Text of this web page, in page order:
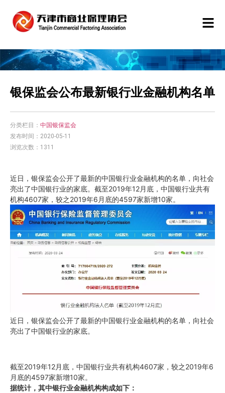
银保监会公布最新银行业金融机构名单
分类栏目： 中国银保监会
发布时间：2020-05-11
浏览次数：1311
近日，银保监会公开了最新的中国银行业金融机构的名单，向社会
亮出了中国银行业的家底。截至2019年12月底，中国银行业共有
机构4607家，较之2019年6月底的4597家新增10家。
近日，银保监会公开了最新的中国银行业金融机构的名单，向社会
亮出了中国银行业的家底。
截至2019年12月底，中国银行业共有机构4607家，较之2019年6
月底的4597家新增10家。
据统计，其中银行业金融机构构成如下：